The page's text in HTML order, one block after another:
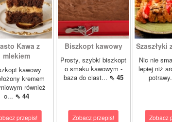
Kawa z
mlekiem
kawowy
kremem
również
o... ⇖ 44
przepis!
Biszkopt kawowy
Prosty, szybki biszkopt
o smaku kawowym -
baza do ciast... ⇖ 45
Zobacz przepis!
Szaszłyki
Nic nie
lepiej niż
Zobacz